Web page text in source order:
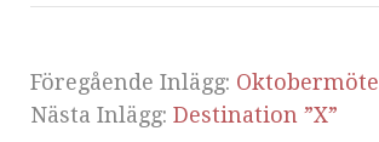
Föregående Inlägg: Oktobermöte
Nästa Inlägg: Destination ”X”